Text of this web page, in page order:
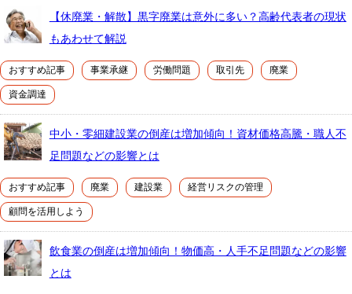
【休廃業・解散】黒字廃業は意外に多い？高齢代表者の現状
もあわせて解説
おすすめ記事 事業承継 労働問題 取引先 廃業
資金調達
中小・零細建設業の倒産は増加傾向！資材価格高騰・職人不
足問題などの影響とは
おすすめ記事 廃業 建設業 経営リスクの管理
顧問を活用しよう
飲食業の倒産は増加傾向！物価高・人手不足問題などの影響
とは